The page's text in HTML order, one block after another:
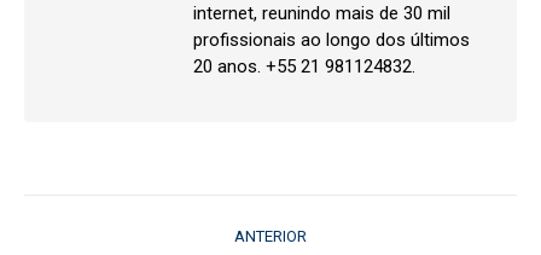
internet, reunindo mais de 30 mil
profissionais ao longo dos últimos
20 anos. +55 21 981124832.
ANTERIOR